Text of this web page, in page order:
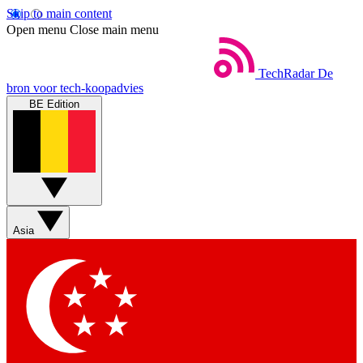
Skip to main content
Open menu Close main menu
TechRadar De
bron voor tech-koopadvies
BE Edition
Asia